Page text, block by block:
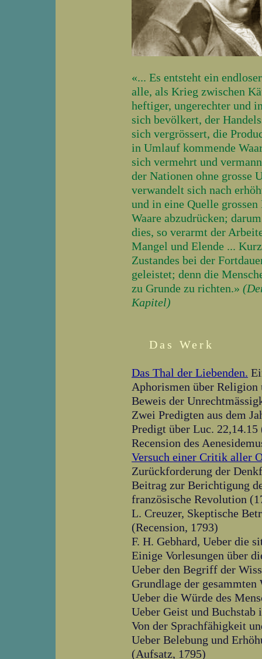
«... Es entsteht ein
alle, als Krieg zwischen
heftiger, ungerechter und
sich bevölkert, der
sich vergrössert, die
in Umlauf kommende
sich vermehrt und
der Nationen ohne grosse
verwandelt sich nach
und in eine Quelle
Waare abzudrücken;
dies, so verarmt der
Mangel und Elende ...
Zustandes bei der
geleistet; denn die
zu Grunde zu richten.»
Kapitel)
Das Werk
Das Thal der Liebenden.
Aphorismen über Religion
Beweis der
Zwei Predigten aus dem
Predigt über Luc. 22,14.15
Recension des
Versuch einer Critik aller
Zurückforderung der
Beitrag zur Berichtigung
französische Revolution
L. Creuzer, Skeptische
(Recension, 1793)
F. H. Gebhard, Ueber die
Einige Vorlesungen über
Ueber den Begriff der
Grundlage der
Ueber die Würde des
Ueber Geist und
Von der Sprachfähigkeit
Ueber Belebung und
(Aufsatz, 1795)